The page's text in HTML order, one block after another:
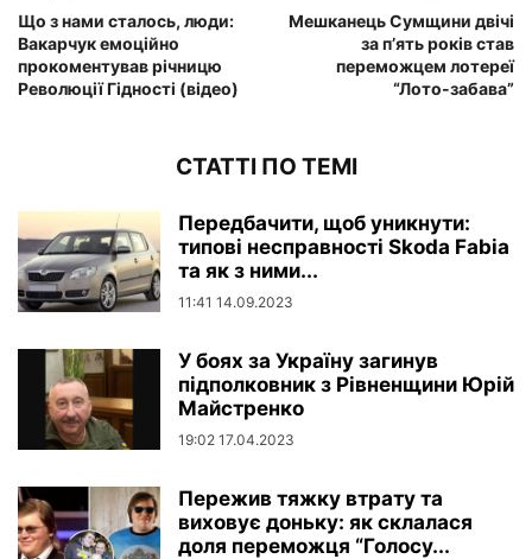
Що з нами сталось, люди:
Вакарчук емоційно
прокоментував річницю
Революції Гідності (відео)
Мешканець Сумщини двічі
за п’ять років став
переможцем лотереї
“Лото-забава”
СТАТТІ ПО ТЕМІ
Передбачити, щоб уникнути:
типові несправності Skoda Fabia
та як з ними...
11:41 14.09.2023
У боях за Україну загинув
підполковник з Рівненщини Юрій
Майстренко
19:02 17.04.2023
Пережив тяжку втрату та
виховує доньку: як склалася
доля переможця “Голосу...